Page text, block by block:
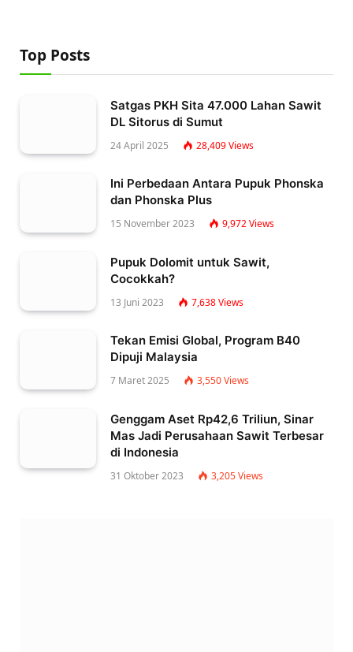
Top Posts
Satgas PKH Sita 47.000 Lahan Sawit
DL Sitorus di Sumut
24 April 2025 28,409Views
Ini Perbedaan Antara Pupuk Phonska
dan Phonska Plus
15 November 2023 9,972Views
Pupuk Dolomit untuk Sawit,
Cocokkah?
13 Juni 2023 7,638Views
Tekan Emisi Global, Program B40
Dipuji Malaysia
7 Maret 2025 3,550Views
Genggam Aset Rp42,6 Triliun, Sinar
Mas Jadi Perusahaan Sawit Terbesar
di Indonesia
31 Oktober 2023 3,205Views